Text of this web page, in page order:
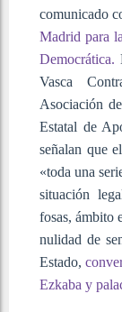
comunicado
Madrid para
Democrática.
Vasca
Asociación
Estatal de
señalan que
«toda una
situación
fosas, ámbito
nulidad de
Estado,
Ezkaba y